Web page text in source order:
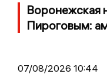
Воронежская
Пироговым:
07/08/2026 10:44